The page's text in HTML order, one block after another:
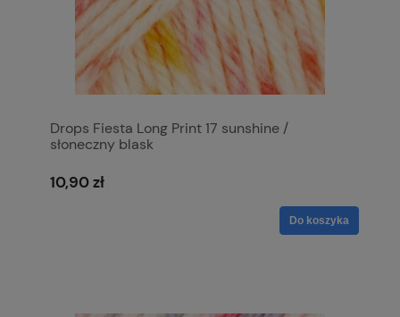
Drops Fiesta Long Print 17 sunshine /
słoneczny blask
10,90 zł
Do koszyka